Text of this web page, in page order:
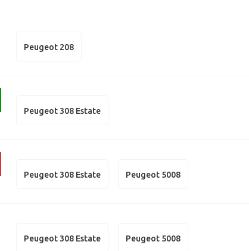
Peugeot 208
Peugeot 308 Estate
Peugeot 308 Estate Peugeot 5008
Peugeot 308 Estate Peugeot 5008